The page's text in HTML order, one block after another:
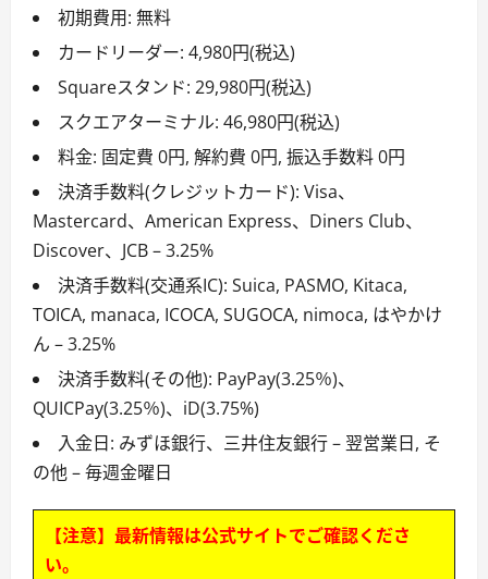
初期費用: 無料
カードリーダー: 4,980円(税込)
Squareスタンド: 29,980円(税込)
スクエアターミナル: 46,980円(税込)
料金: 固定費 0円, 解約費 0円, 振込手数料 0円
決済手数料(クレジットカード): Visa、
Mastercard、American Express、Diners Club、
Discover、JCB – 3.25%
決済手数料(交通系IC): Suica, PASMO, Kitaca,
TOICA, manaca, ICOCA, SUGOCA, nimoca, はやかけ
ん – 3.25%
決済手数料(その他): PayPay(3.25％)、
QUICPay(3.25％)、iD(3.75%)
入金日: みずほ銀行、三井住友銀行 – 翌営業日, そ
の他 – 毎週金曜日
【注意】最新情報は公式サイトでご確認くださ
い。